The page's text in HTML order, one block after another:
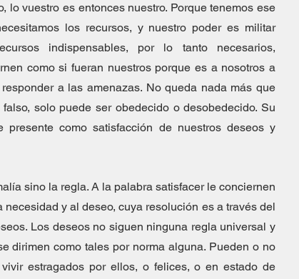
lo vuestro es entonces nuestro. Porque tenemos ese
poder somos amenazados y para mantenerlo necesitamos los recursos, y nuestro poder es militar
indispensables, por lo tanto necesarios,
como si fueran nuestros porque es a nosotros a
a las amenazas. No queda nada más que
solo puede ser obedecido o desobedecido. Su
como satisfacción de nuestros deseos y
sino la regla. A la palabra satisfacer le conciernen
y al deseo, cuya resolución es a través del
Los deseos no siguen ninguna regla universal y
dirimen como tales por norma alguna. Pueden o no
estragados por ellos, o felices, o en estado de